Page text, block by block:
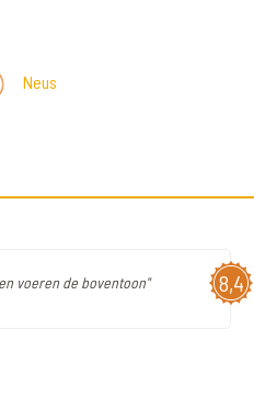
Neus
8,4
voeren de boventoon"